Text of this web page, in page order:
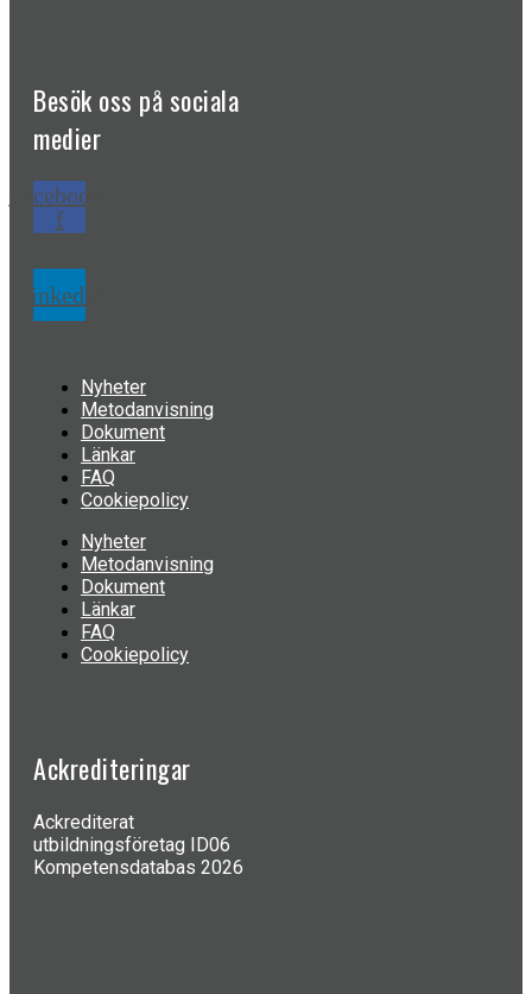
Besök oss påsociala
medier
Facebook-
f
Linkedin
Nyheter
Metodanvisning
Dokument
Länkar
FAQ
Cookiepolicy
Nyheter
Metodanvisning
Dokument
Länkar
FAQ
Cookiepolicy
Ackrediteringar
Ackrediterat
utbildningsföretag ID06
Kompetensdatabas 2026